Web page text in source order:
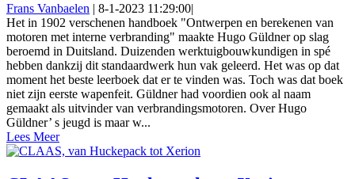
Frans Vanbaelen | 8-1-2023 11:29:00|
Het in 1902 verschenen handboek "Ontwerpen en berekenen van
motoren met interne verbranding" maakte Hugo Güldner op slag
beroemd in Duitsland. Duizenden werktuigbouwkundigen in spé
hebben dankzij dit standaardwerk hun vak geleerd. Het was op dat
moment het beste leerboek dat er te vinden was. Toch was dat boek
niet zijn eerste wapenfeit. Güldner had voordien ook al naam
gemaakt als uitvinder van verbrandingsmotoren. Over Hugo
Güldner’ s jeugd is maar w...
Lees Meer